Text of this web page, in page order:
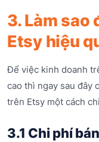
3. Làm sao
Etsy hiệu
Để việc kinh doanh
cao thì ngay sau đây
trên Etsy một cách
3.1 Chi phí